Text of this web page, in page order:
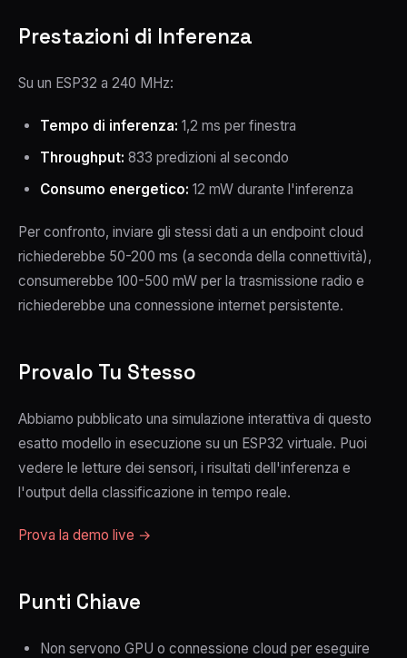
Prestazioni di Inferenza
Su un ESP32 a 240 MHz:
Tempo di inferenza: 1,2 ms per finestra
Throughput: 833 predizioni al secondo
Consumo energetico: 12 mW durante l'inferenza
Per confronto, inviare gli stessi dati a un endpoint cloud
richiederebbe 50-200 ms (a seconda della connettività),
consumerebbe 100-500 mW per la trasmissione radio e
richiederebbe una connessione internet persistente.
Provalo Tu Stesso
Abbiamo pubblicato una simulazione interattiva di questo
esatto modello in esecuzione su un ESP32 virtuale. Puoi
vedere le letture dei sensori, i risultati dell'inferenza e
l'output della classificazione in tempo reale.
Prova la demo live →
Punti Chiave
Non servono GPU o connessione cloud per eseguire